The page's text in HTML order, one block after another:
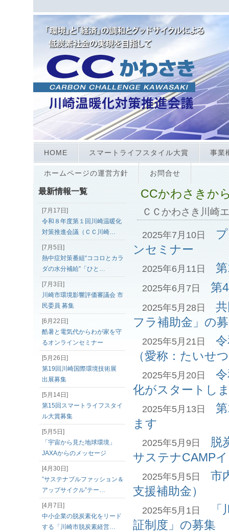
HOME スマートライフスタイル大賞 事業
ホームページの運営方針 お問合せ
CCかわさきか
ＣＣかわさき川崎
2025年7月10日
ンセミナー
2025年6月11日
2025年6月7日 第
2025年5月28日
フラ補助金」の
2025年5月21日
（愛称：たいせ
2025年5月20日
化がスタートし
2025年5月13日
ます
2025年5月9日
脱
サステナCAMP
2025年5月5日
市
支援補助金）
2025年5月1日
証制度」の募集
最新情報一覧
[7月17日]
令和８年度第１回川崎温暖化
対策推進会議（ＣＣ川崎…
[7月5日]
熱中症対策番組“ココロとカラ
ダの水分補給”「ひと…
[7月3日]
川崎市環境影響評価審議会 市
民委員 募集
[6月22日]
酷暑と電気代からわが家を守
るオンラインセミナー
[5月26日]
第19回川崎国際環境技術展
出展募集
[5月14日]
第15回スマートライフスタイ
ル大賞募集
[5月5日]
「宇宙から見た地球環境」
JAXAからのメッセージ
[4月30日]
”サステナブルファッション＆
アップサイクル”テー…
[4月7日]
中小企業の脱炭素化をリード
する「川崎市脱炭素経営…